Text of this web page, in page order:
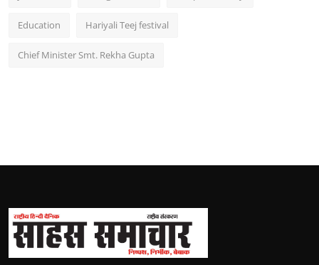
Education Hariyali Teej festival
Chief Minister Smt. Rekha Gupta